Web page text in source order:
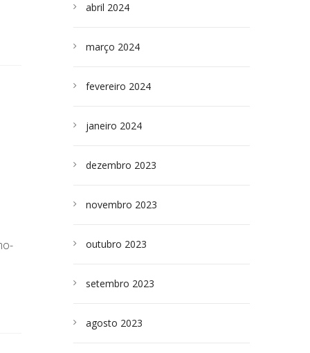
abril 2024
março 2024
fevereiro 2024
janeiro 2024
dezembro 2023
novembro 2023
outubro 2023
setembro 2023
agosto 2023